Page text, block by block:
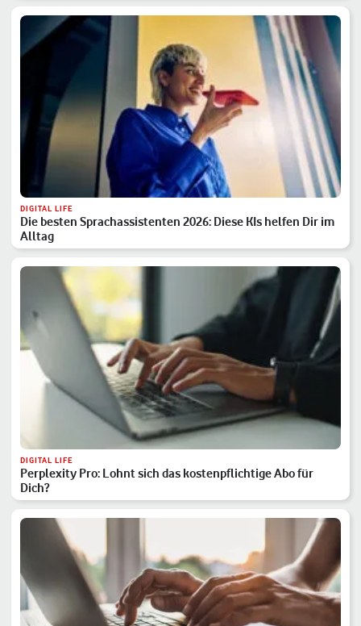
DIGITAL LIFE
Die besten Sprachassistenten 2026: Diese KIs helfen Dir im
Alltag
DIGITAL LIFE
Perplexity Pro: Lohnt sich das kostenpflichtige Abo für
Dich?